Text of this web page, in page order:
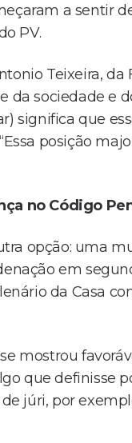
a sentir
PV.
Teixeira,
da sociedade e
significa que
posição
no Código
opção: uma
em
da Casa
mostrou
que
júri, por